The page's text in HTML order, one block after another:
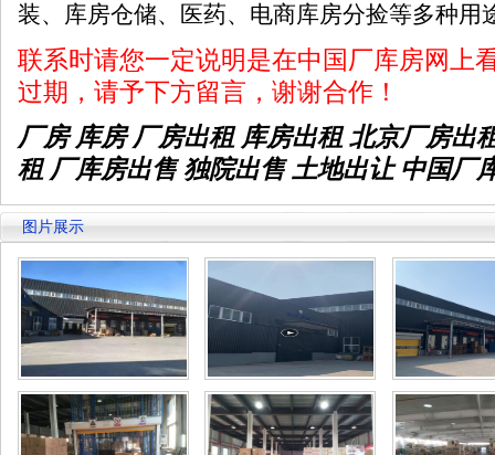
装、库房仓储、医药、电商库房分捡等多种用
联系时请您一定说明是在中国厂库房网上
过期，请予下方留言，谢谢合作！
厂房 库房 厂房出租 库房出租 北京厂房出
租 厂库房出售 独院出售 土地出让 中国厂
图片展示